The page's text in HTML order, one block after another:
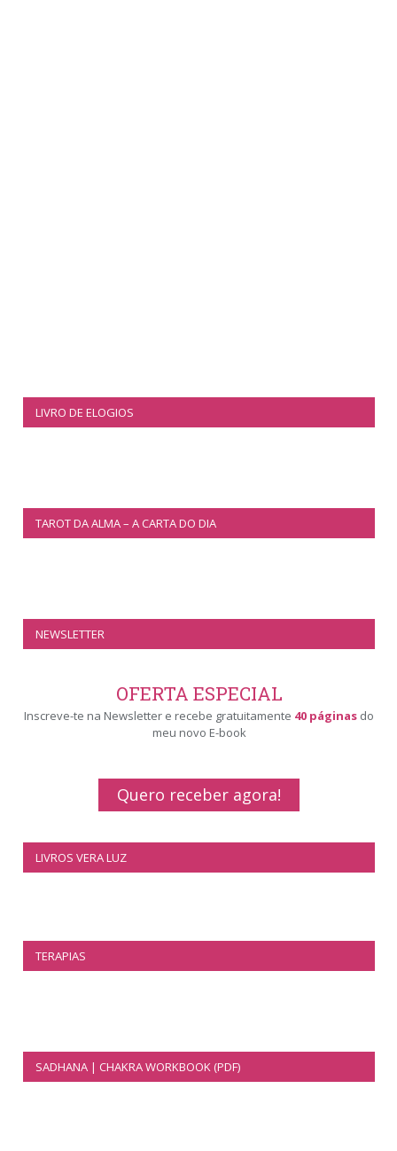
LIVRO DE ELOGIOS
TAROT DA ALMA – A CARTA DO DIA
NEWSLETTER
OFERTA ESPECIAL
Inscreve-te na Newsletter e recebe gratuitamente 40 páginas do
meu novo E-book
Quero receber agora!
LIVROS VERA LUZ
TERAPIAS
SADHANA | CHAKRA WORKBOOK (PDF)